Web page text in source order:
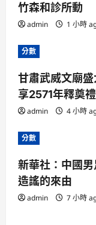
竹森和診所動
admin 1 小時
分數
甘肅武威文廟
享2571年釋奠禮
admin 4 小時
分數
新華社：中國
造謠的來由
admin 7 小時